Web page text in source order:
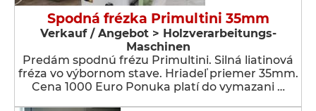
Spodná frézka Primultini 35mm
Verkauf / Angebot > Holzverarbeitungs-
Maschinen
Predám spodnú frézu Primultini. Silná liatinová
fréza vo výbornom stave. Hriadeľ priemer 35mm.
Cena 1000 Euro Ponuka platí do vymazani …